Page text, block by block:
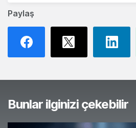
Paylaş
Bunlar ilginizi çekebilir